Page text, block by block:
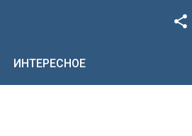
Google+
ИНТЕРЕСНОЕ